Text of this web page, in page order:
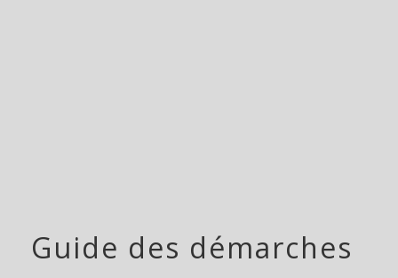
Guide des démarches